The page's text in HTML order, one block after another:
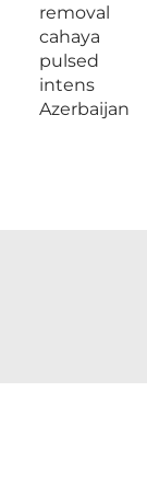
removal
cahaya
pulsed
intens
Azerbaijan